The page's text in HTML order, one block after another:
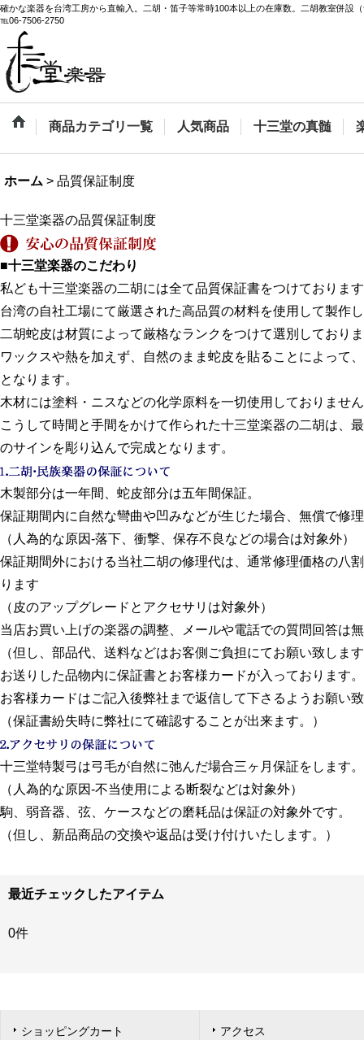
確かな楽器を台湾工房から直輸入。二胡・笛子等常時100本以上の在庫数。二胡教室併設
℡06-7506-2750
商品カテゴリ一覧 人気商品 十三堂の真髄
ホーム > 品質保証制度
十三堂楽器の品質保証制度
■十三堂楽器のこだわり
私ども十三堂楽器の二胡には全て品質保証書をつけておりま
台湾の自社工場にて厳選された高品質の材料を使用して製作
二胡蛇皮は材質によって厳格なランクをつけて選別しており
ワックスや熱を加えず、自然のまま蛇皮を貼ることによって
となります。
木材には塗料・ニスなどの化学原料を一切使用しておりませ
こうして時間と手間をかけて作られた十三堂楽器の二胡は、
のサインを彫り込んで完成となります。
木製部分は一年間、蛇皮部分は五年間保証。
保証期間内に自然な彎曲や凹みなどが生じた場合、無償で修
（人為的な原因-落下、衝撃、保存不良などの場合は対象外）
保証期間外における当社二胡の修理代は、通常修理価格の八
ります
（皮のアップグレードとアクセサリは対象外）
当店お買い上げの楽器の調整、メールや電話での質問回答は
（但し、部品代、送料などはお客側ご負担にてお願い致しま
お送りした品物内に保証書とお客様カードが入っております
お客様カードはご記入後弊社まで返信して下さるようお願い
（保証書紛失時に弊社にて確認することが出来ます。）
十三堂特製弓は弓毛が自然に弛んだ場合三ヶ月保証をします。
（人為的な原因-不当使用による断裂などは対象外）
駒、弱音器、弦、ケースなどの磨耗品は保証の対象外です。
（但し、新品商品の交換や返品は受け付けいたします。）
最近チェックしたアイテム
0件
ショッピングカート アクセス